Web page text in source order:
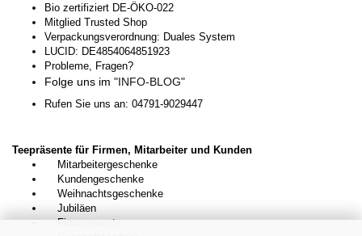
Bio zertifiziert DE-ÖKO-022
Mitglied Trusted Shop
Verpackungsverordnung: Duales System
LUCID: DE4854064851923
Probleme, Fragen?
Folge uns im "INFO-BLOG"
Rufen Sie uns an: 04791-9029447
Teepräsente für Firmen, Mitarbeiter und Kunden
Mitarbeitergeschenke
Kundengeschenke
Weihnachtsgeschenke
Jubiläen
Firmenevents